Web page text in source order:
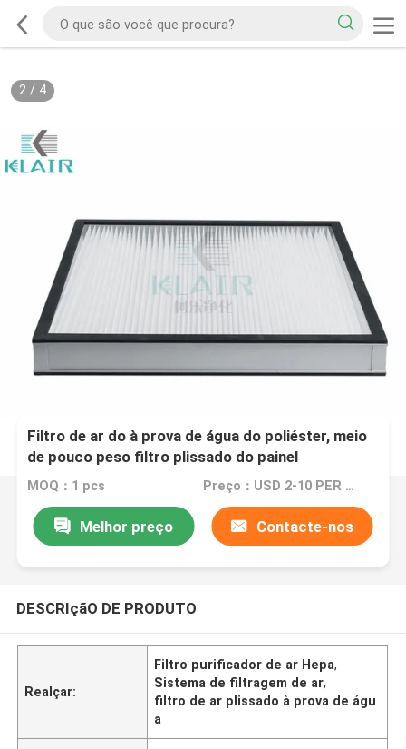
2/ 4
Filtro de ar do à prova de água do poliéster, meio
de pouco peso filtro plissado do painel
MOQ：1 pcs Preço：USD 2-10 PER UNIT
Melhor preço Contacte-nos
DESCRIçãO DE PRODUTO
Realçar:
Filtro purificador de ar Hepa,
Sistema de filtragem de ar,
filtro de ar plissado à prova de águ
a